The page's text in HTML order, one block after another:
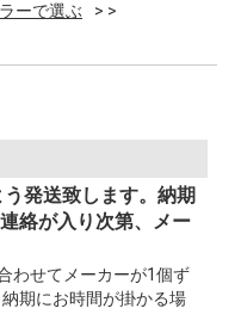
ーで選ぶ
発送致します。納期
絡が入り次第、メー
わせてメーカーが1個ず
期にお時間が掛かる場